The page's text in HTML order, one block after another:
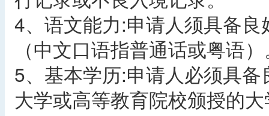
4、语文能力:申请人须具备
（中文口语指普通话或粤语
5、基本学历:申请人必须具
大学或高等教育院校颁授的